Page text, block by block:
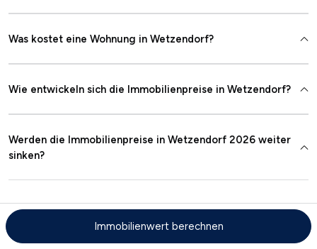
Was kostet eine Wohnung in Wetzendorf?
Wie entwickeln sich die Immobilienpreise in Wetzendorf?
Werden die Immobilienpreise in Wetzendorf 2026 weiter
sinken?
Kostenloser Immobilienwertrechner
Immobilienwert berechnen